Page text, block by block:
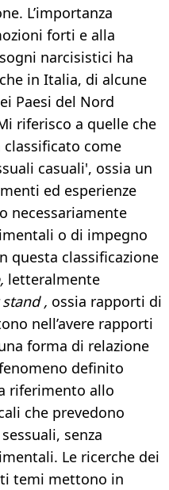
L’importanza
forti e alla
narcisistici ha
in Italia, di alcune
Paesi del Nord
riferisco a quelle che
come
casuali', ossia un
ed esperienze
necessariamente
o di impegno
questa classificazione
letteralmente
, ossia rapporti di
nell’avere rapporti
forma di relazione
definito
riferimento allo
che prevedono
senza
Le ricerche dei
temi mettono in